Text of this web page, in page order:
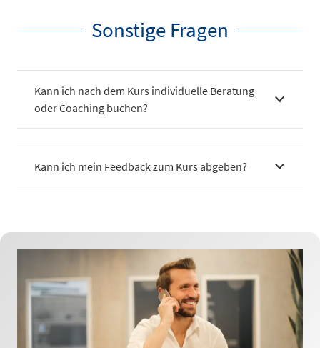
Sonstige Fragen
Kann ich nach dem Kurs individuelle Beratung
oder Coaching buchen?
Kann ich mein Feedback zum Kurs abgeben?